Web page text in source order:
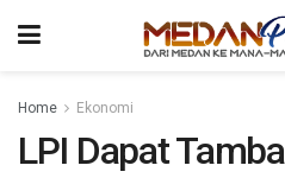
Home Ekonomi
LPI Dapat